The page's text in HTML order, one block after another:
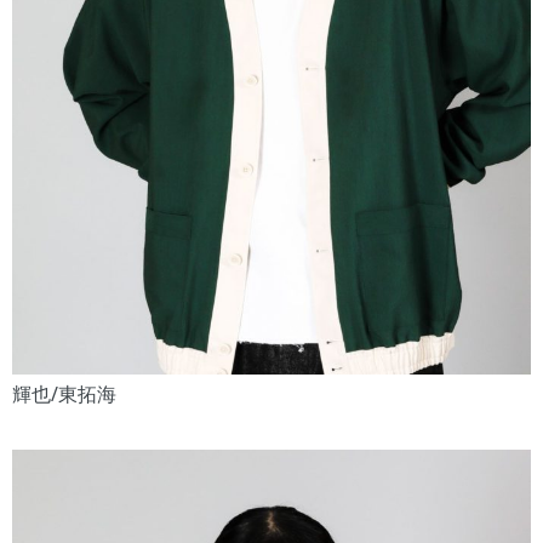
輝也/東拓海